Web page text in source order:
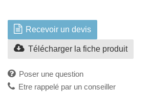
Recevoir un devis
Télécharger la fiche produit
Poser une question
Etre rappelé par un conseiller